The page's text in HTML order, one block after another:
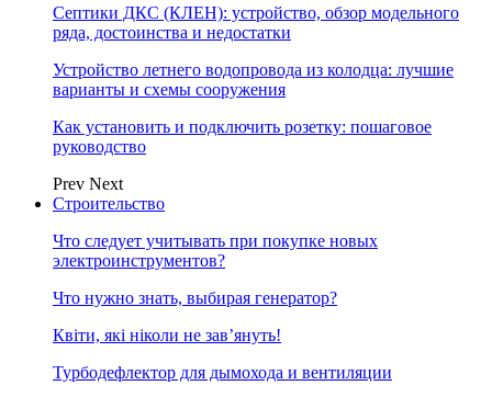
Септики ДКС (КЛЕН): устройство, обзор модельного
ряда, достоинства и недостатки
Устройство летнего водопровода из колодца: лучшие
варианты и схемы сооружения
Как установить и подключить розетку: пошаговое
руководство
Prev Next
Строительство
Что следует учитывать при покупке новых
электроинструментов?
Что нужно знать, выбирая генератор?
Квіти, які ніколи не зав’януть!
Турбодефлектор для дымохода и вентиляции